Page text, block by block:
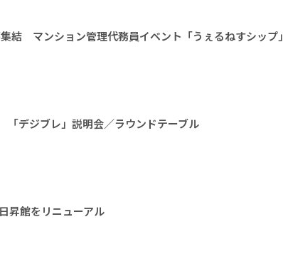
結 マンション管理代務員イベント「うぇるねすシップ」
デジブレ」説明会／ラウンドテーブル
昇館をリニューアル